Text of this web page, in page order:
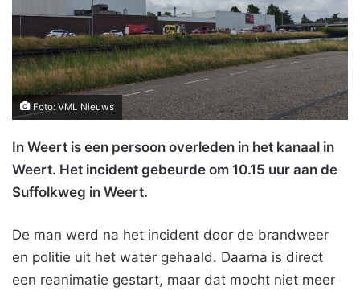
Foto: VML Nieuws
In Weert is een persoon overleden in het kanaal in
Weert. Het incident gebeurde om 10.15 uur aan de
Suffolkweg in Weert.
De man werd na het incident door de brandweer
en politie uit het water gehaald. Daarna is direct
een reanimatie gestart, maar dat mocht niet meer